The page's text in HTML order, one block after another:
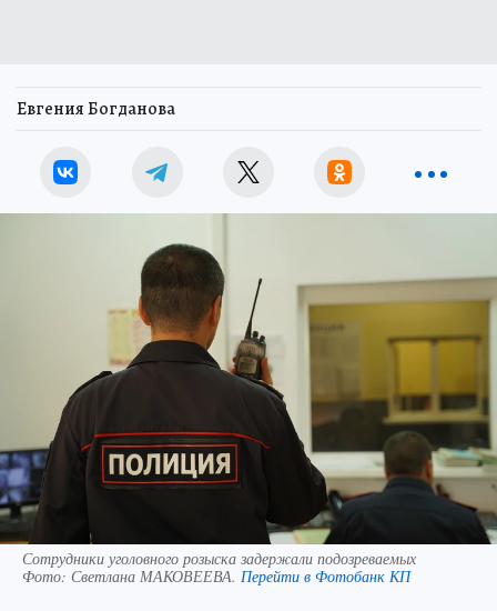
Евгения Богданова
Сотрудники уголовного розыска задержали подозреваемых
Фото: Светлана МАКОВЕЕВА. Перейти в Фотобанк КП